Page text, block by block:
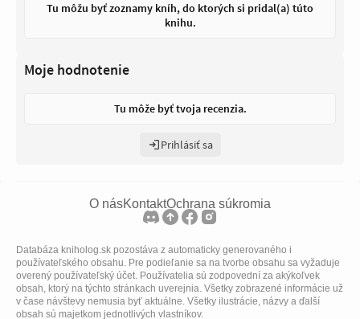
Tu môžu byť zoznamy kníh, do ktorých si pridal(a) túto
knihu.
Moje hodnotenie
Tu môže byť tvoja recenzia.
Prihlásiť sa
O násKontaktOchrana súkromia
Databáza kniholog.sk pozostáva z automaticky generovaného i
používateľského obsahu. Pre podieľanie sa na tvorbe obsahu sa vyžaduje
overený používateľský účet. Používatelia sú zodpovední za akýkoľvek
obsah, ktorý na týchto stránkach uverejnia. Všetky zobrazené informácie už
v čase návštevy nemusia byť aktuálne. Všetky ilustrácie, názvy a ďalší
obsah sú majetkom jednotlivých vlastníkov.